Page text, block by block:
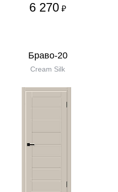
6 270 ₽
Браво-20
Cream Silk